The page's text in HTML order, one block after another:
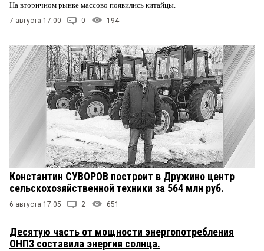
На вторичном рынке массово появились китайцы.
7 августа 17:00 0 194
Константин СУВОРОВ построит в Дружино центр
сельскохозяйственной техники за 564 млн руб.
6 августа 17:05 2 651
Десятую часть от мощности энергопотребления
ОНПЗ составила энергия солнца.